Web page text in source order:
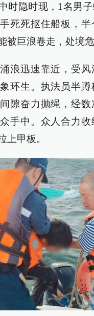
时隐时现，1名男
死死抠住船板，
被巨浪卷走，处境危
浪迅速靠近，受风
环生。执法员半
隙奋力抛绳，经数
手中。众人合力
上甲板。